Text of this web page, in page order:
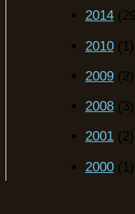
2014
2010 (1)
2009 (2)
2008 (3)
2001 (2)
2000 (1)